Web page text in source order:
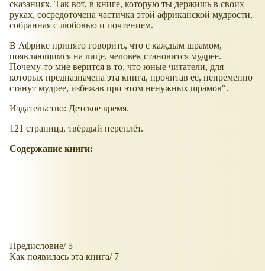
сказаниях. Так вот, в книге, которую ты держишь в своих
руках, сосредоточена частичка этой африканской мудрости,
собранная с любовью и почтением.
В Африке принято говорить, что с каждым шрамом,
появляющимся на лице, человек становится мудрее.
Почему-то мне верится в то, что юные читатели, для
которых предназначена эта книга, прочитав её, непременно
станут мудрее, избежав при этом ненужных шрамов".
Издательство: Детское время.
121 страница, твёрдый переплёт.
Содержание книги:
Предисловие/ 5
Как появилась эта книга/ 7